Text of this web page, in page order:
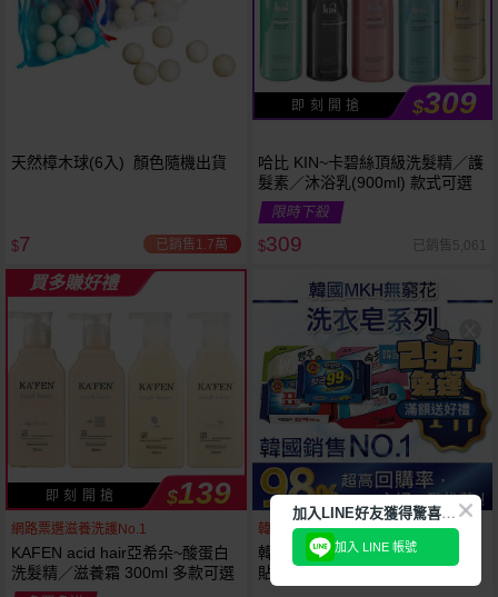
天然樟木球(6入) 顏色隨機出貨
$7 已銷售1.7萬
即 刻 開 搶 $309
哈比 KIN~卡碧絲頂級洗髮精／護
髮素／沐浴乳(900ml) 款式可選
限時下殺
$309 已銷售5,061
買多賺好禮
即 刻 開 搶 $139
網路票選滋養洗護No.1
KAFEN acid hair亞希朵~酸蛋白
洗髮精／滋養霜 300ml 多款可選
韓國銷售第一天然品牌
韓國 無瓊花~抗菌洗衣皂／女性
貼身衣物去污皂／衣襪去污皂／
加
入LINE好友獲得驚喜折扣!
加入 LINE 帳號